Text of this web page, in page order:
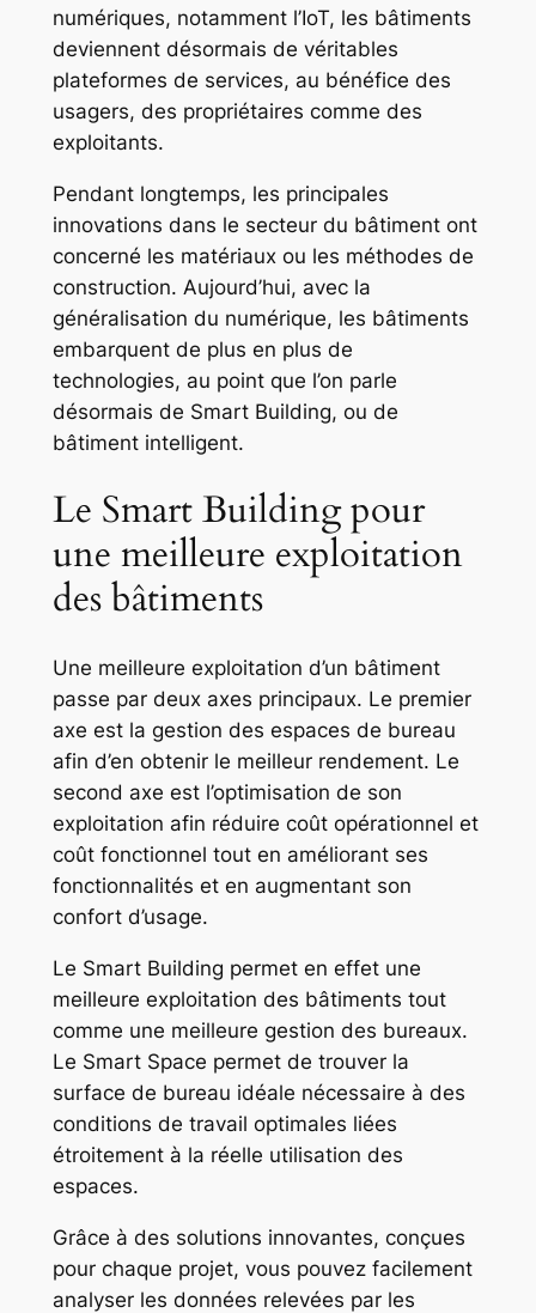
numériques, notamment l’IoT, les bâtiments
deviennent désormais de véritables
plateformes de services, au bénéfice des
usagers, des propriétaires comme des
exploitants.
Pendant longtemps, les principales
innovations dans le secteur du bâtiment ont
concerné les matériaux ou les méthodes de
construction. Aujourd’hui, avec la
généralisation du numérique, les bâtiments
embarquent de plus en plus de
technologies, au point que l’on parle
désormais de Smart Building, ou de
bâtiment intelligent.
Le Smart Building pour
une meilleure exploitation
des bâtiments
Une meilleure exploitation d’un bâtiment
passe par deux axes principaux. Le premier
axe est la gestion des espaces de bureau
afin d’en obtenir le meilleur rendement. Le
second axe est l’optimisation de son
exploitation afin réduire coût opérationnel et
coût fonctionnel tout en améliorant ses
fonctionnalités et en augmentant son
confort d’usage.
Le Smart Building permet en effet une
meilleure exploitation des bâtiments tout
comme une meilleure gestion des bureaux.
Le Smart Space permet de trouver la
surface de bureau idéale nécessaire à des
conditions de travail optimales liées
étroitement à la réelle utilisation des
espaces.
Grâce à des solutions innovantes, conçues
pour chaque projet, vous pouvez facilement
analyser les données relevées par les